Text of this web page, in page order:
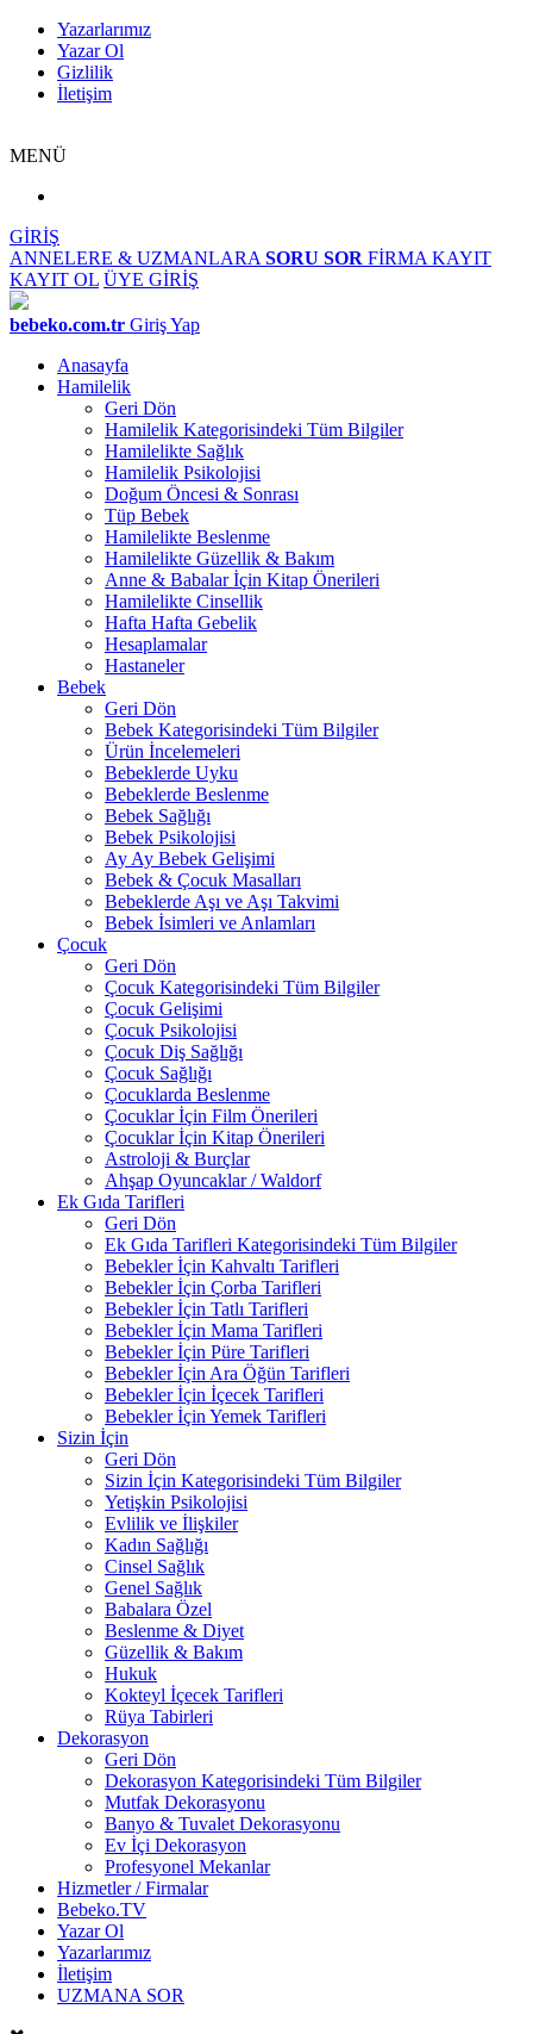
Yazarlarımız
Yazar Ol
Gizlilik
İletişim
MENÜ
GİRİŞ
ANNELERE & UZMANLARA SORU SOR FİRMA KAYIT
KAYIT OL ÜYE GİRİŞ
bebeko.com.tr Giriş Yap
Anasayfa
Hamilelik
Geri Dön
Hamilelik Kategorisindeki Tüm Bilgiler
Hamilelikte Sağlık
Hamilelik Psikolojisi
Doğum Öncesi & Sonrası
Tüp Bebek
Hamilelikte Beslenme
Hamilelikte Güzellik & Bakım
Anne & Babalar İçin Kitap Önerileri
Hamilelikte Cinsellik
Hafta Hafta Gebelik
Hesaplamalar
Hastaneler
Bebek
Geri Dön
Bebek Kategorisindeki Tüm Bilgiler
Ürün İncelemeleri
Bebeklerde Uyku
Bebeklerde Beslenme
Bebek Sağlığı
Bebek Psikolojisi
Ay Ay Bebek Gelişimi
Bebek & Çocuk Masalları
Bebeklerde Aşı ve Aşı Takvimi
Bebek İsimleri ve Anlamları
Çocuk
Geri Dön
Çocuk Kategorisindeki Tüm Bilgiler
Çocuk Gelişimi
Çocuk Psikolojisi
Çocuk Diş Sağlığı
Çocuk Sağlığı
Çocuklarda Beslenme
Çocuklar İçin Film Önerileri
Çocuklar İçin Kitap Önerileri
Astroloji & Burçlar
Ahşap Oyuncaklar / Waldorf
Ek Gıda Tarifleri
Geri Dön
Ek Gıda Tarifleri Kategorisindeki Tüm Bilgiler
Bebekler İçin Kahvaltı Tarifleri
Bebekler İçin Çorba Tarifleri
Bebekler İçin Tatlı Tarifleri
Bebekler İçin Mama Tarifleri
Bebekler İçin Püre Tarifleri
Bebekler İçin Ara Öğün Tarifleri
Bebekler İçin İçecek Tarifleri
Bebekler İçin Yemek Tarifleri
Sizin İçin
Geri Dön
Sizin İçin Kategorisindeki Tüm Bilgiler
Yetişkin Psikolojisi
Evlilik ve İlişkiler
Kadın Sağlığı
Cinsel Sağlık
Genel Sağlık
Babalara Özel
Beslenme & Diyet
Güzellik & Bakım
Hukuk
Kokteyl İçecek Tarifleri
Rüya Tabirleri
Dekorasyon
Geri Dön
Dekorasyon Kategorisindeki Tüm Bilgiler
Mutfak Dekorasyonu
Banyo & Tuvalet Dekorasyonu
Ev İçi Dekorasyon
Profesyonel Mekanlar
Hizmetler / Firmalar
Bebeko.TV
Yazar Ol
Yazarlarımız
İletişim
UZMANA SOR